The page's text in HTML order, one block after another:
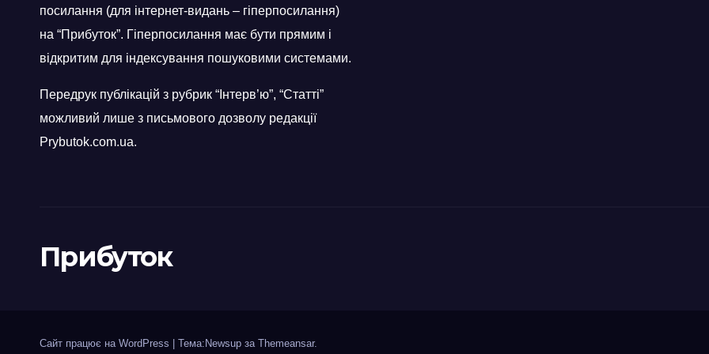
посилання (для інтернет-видань – гіперпосилання)
на “Прибуток”. Гіперпосилання має бути прямим і
відкритим для індексування пошуковими системами.
Передрук публікацій з рубрик “Інтерв’ю”, “Статті”
можливий лише з письмового дозволу редакції
Prybutok.com.ua.
Прибуток
Сайт працює на WordPress Тема:Newsup за Themeansar.